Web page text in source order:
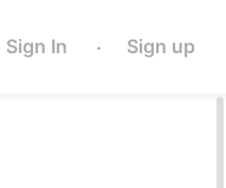
Sign In · Sign up